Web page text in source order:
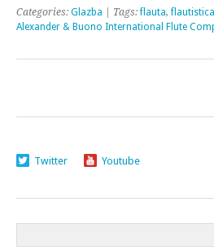
Categories: Glazba | Tags:flauta,flautistica
Alexander & Buono International Flute
Twitter Youtube